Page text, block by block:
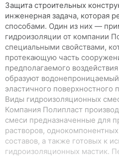
Защита строительных
инженерная задача, которая
способами. Один из них —
гидроизоляции от компании
специальными свойствами,
протекающую часть
предполагаемого
образуют
эластичного поверхностного
Виды гидроизоляционных
Компания Полипласт
смеси предназначенные для
растворов,
составов, а также готовых к
гидроизоляционных мастик.